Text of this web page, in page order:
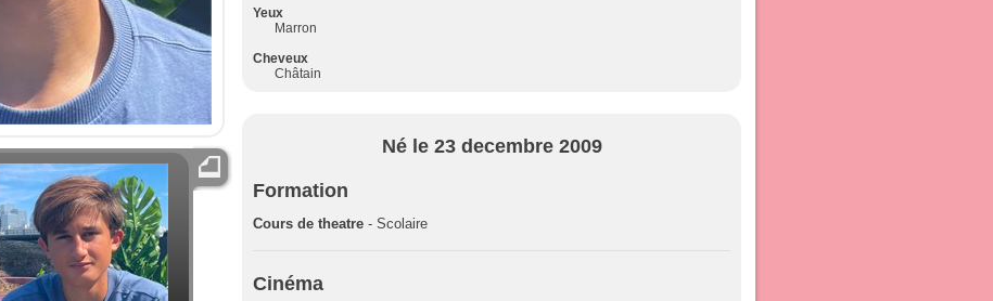
Yeux
Marron
Cheveux
Châtain
Né le 23 decembre 2009
Formation
Cours de theatre - Scolaire
Cinéma